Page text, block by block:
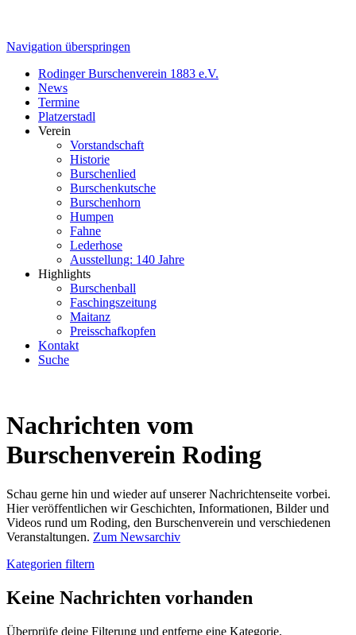
Navigation überspringen
Rodinger Burschenverein 1883 e.V.
News
Termine
Platzerstadl
Verein
Vorstandschaft
Historie
Burschenlied
Burschenkutsche
Burschenhorn
Humpen
Fahne
Lederhose
Ausstellung: 140 Jahre
Highlights
Burschenball
Faschingszeitung
Maitanz
Preisschafkopfen
Kontakt
Suche
Nachrichten vom
Burschenverein Roding
Schau gerne hin und wieder auf unserer Nachrichtenseite vorbei.
Hier veröffentlichen wir Geschichten, Informationen, Bilder und
Videos rund um Roding, den Burschenverein und verschiedenen
Veranstaltungen. Zum Newsarchiv
Kategorien filtern
Keine Nachrichten vorhanden
Überprüfe deine Filterung und entferne eine Kategorie.